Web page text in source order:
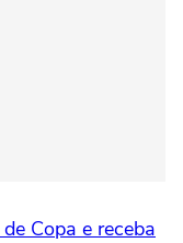
Copa e receba